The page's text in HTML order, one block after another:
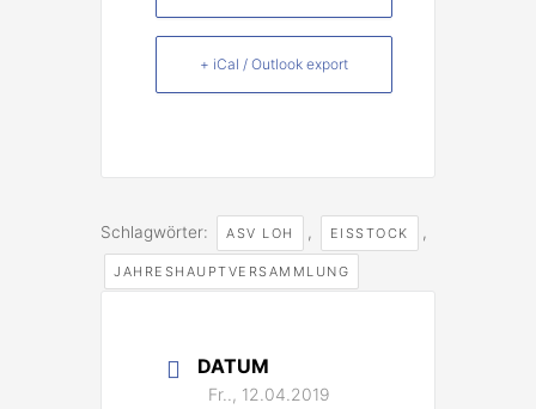
+ iCal / Outlook export
Schlagwörter: ASV LOH , EISSTOCK ,
JAHRESHAUPTVERSAMMLUNG
DATUM
Fr.., 12.04.2019